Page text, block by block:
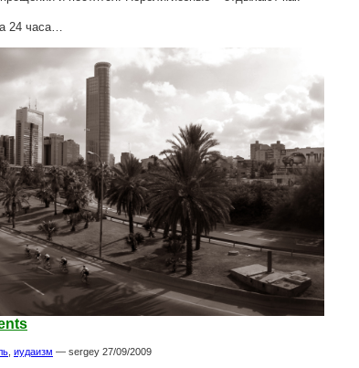
24 часа…
, иудаизм — sergey 27/09/2009